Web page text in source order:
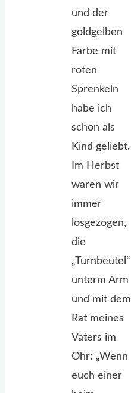
und der
goldgelben
Farbe mit
roten
Sprenkeln
habe ich
schon als
Kind geliebt.
Im Herbst
waren wir
immer
losgezogen,
die
„Turnbeutel“
unterm Arm
und mit dem
Rat meines
Vaters im
Ohr: „Wenn
euch einer